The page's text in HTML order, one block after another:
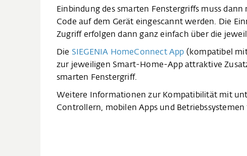
Einbindung des smarten Fenstergriffs muss
Code auf dem Gerät eingescannt werden. Die
Zugriff erfolgen dann ganz einfach über die
Die SIEGENIA HomeConnect App (kompatibel
zur jeweiligen Smart-Home-App attraktive
smarten Fenstergriff.
Weitere Informationen zur Kompatibilität mit
Controllern, mobilen Apps und Betriebssystemen